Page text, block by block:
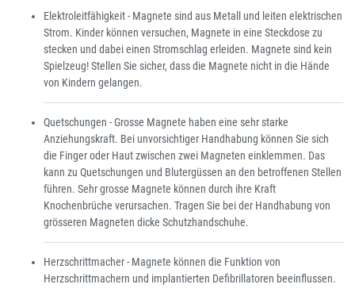
Elektroleitfähigkeit - Magnete sind aus Metall und leiten elektrischen
Strom. Kinder können versuchen, Magnete in eine Steckdose zu
stecken und dabei einen Stromschlag erleiden. Magnete sind kein
Spielzeug! Stellen Sie sicher, dass die Magnete nicht in die Hände
von Kindern gelangen.
Quetschungen - Grosse Magnete haben eine sehr starke
Anziehungskraft. Bei unvorsichtiger Handhabung können Sie sich
die Finger oder Haut zwischen zwei Magneten einklemmen. Das
kann zu Quetschungen und Blutergüssen an den betroffenen Stellen
führen. Sehr grosse Magnete können durch ihre Kraft
Knochenbrüche verursachen. Tragen Sie bei der Handhabung von
grösseren Magneten dicke Schutzhandschuhe.
Herzschrittmacher - Magnete können die Funktion von
Herzschrittmachern und implantierten Defibrillatoren beeinflussen.